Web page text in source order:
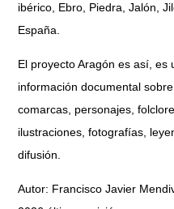
ibérico, Ebro, Piedra, Jalón,
España.
El proyecto Aragón es así,
información documental
comarcas, personajes,
ilustraciones, fotografías,
difusión.
Autor: Francisco Javier